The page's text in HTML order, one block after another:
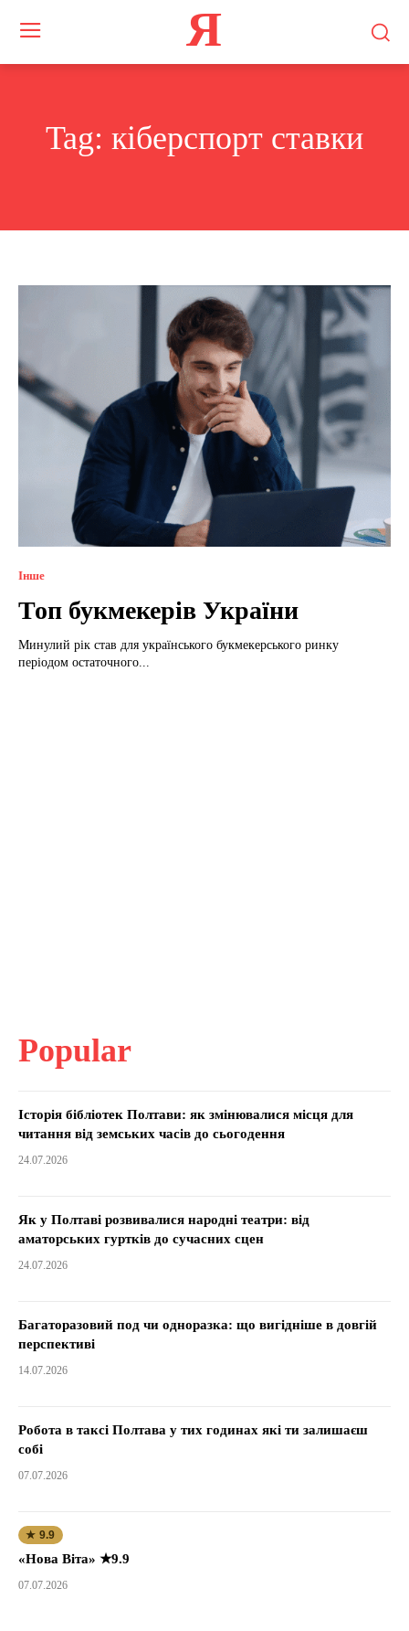
Я
Tag: кіберспорт ставки
Інше
Топ букмекерів України
Минулий рік став для українського букмекерського ринку
періодом остаточного...
Popular
Історія бібліотек Полтави: як змінювалися місця для
читання від земських часів до сьогодення
24.07.2026
Як у Полтаві розвивалися народні театри: від
аматорських гуртків до сучасних сцен
24.07.2026
Багаторазовий под чи одноразка: що вигідніше в довгій
перспективі
14.07.2026
Робота в таксі Полтава у тих годинах які ти залишаєш
собі
07.07.2026
★ 9.9
«Нова Віта» ★9.9
07.07.2026